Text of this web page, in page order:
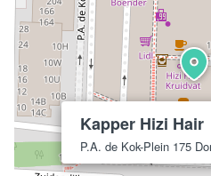
Kapper Hizi Hair
P.A. de Kok-Plein 175